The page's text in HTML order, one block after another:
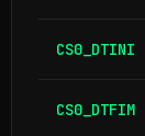
CS0_DTINI
CS0_DTFIM